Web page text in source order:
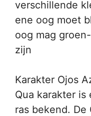
verschillende
ene oog moet
oog mag
zijn
Karakter Ojos
Qua karakter
ras bekend. De